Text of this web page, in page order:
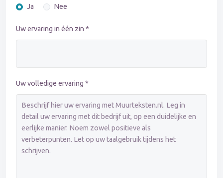
Ja
Nee
Uw ervaring in één zin *
Uw volledige ervaring *